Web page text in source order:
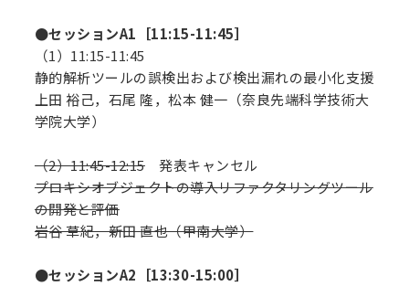
●セッションA1［11:15-11:45］
（1）11:15-11:45
静的解析ツールの誤検出および検出漏れの最小化支援
上田 裕己，石尾 隆，松本 健一（奈良先端科学技術大
学院大学）
（2）11:45-12:15発表キャンセル
プロキシオブジェクトの導入リファクタリングツール
の開発と評価
岩谷 草紀，新田 直也（甲南大学）
●セッションA2［13:30-15:00］